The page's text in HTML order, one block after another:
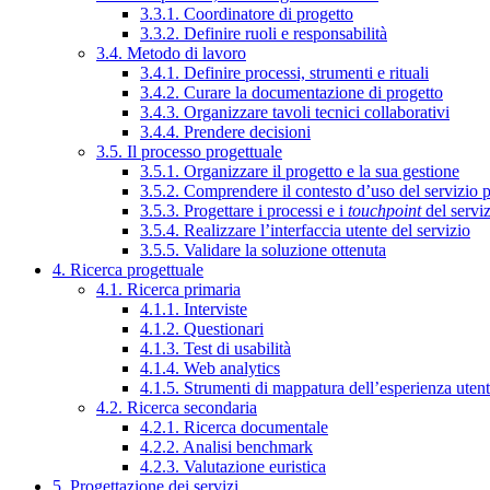
3.3.1. Coordinatore di progetto
3.3.2. Definire ruoli e responsabilità
3.4. Metodo di lavoro
3.4.1. Definire processi, strumenti e rituali
3.4.2. Curare la documentazione di progetto
3.4.3. Organizzare tavoli tecnici collaborativi
3.4.4. Prendere decisioni
3.5. Il processo progettuale
3.5.1. Organizzare il progetto e la sua gestione
3.5.2. Comprendere il contesto d’uso del servizio
3.5.3. Progettare i processi e i touchpointdel
3.5.4. Realizzare l’interfaccia utente del servizio
3.5.5. Validare la soluzione ottenuta
4. Ricerca progettuale
4.1. Ricerca primaria
4.1.1. Interviste
4.1.2. Questionari
4.1.3. Test di usabilità
4.1.4. Web analytics
4.1.5. Strumenti di mappatura dell’esperienza
4.2. Ricerca secondaria
4.2.1. Ricerca documentale
4.2.2. Analisi benchmark
4.2.3. Valutazione euristica
5. Progettazione dei servizi